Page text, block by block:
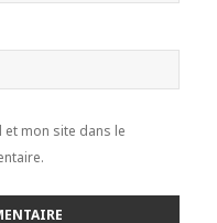
et mon site dans le